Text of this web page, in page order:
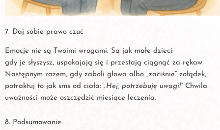
7. Daj sobie prawo czuć
Emocje nie są Twoimi wrogami. Są jak małe dzieci:
gdy je słyszysz, uspokajają się i przestają ciągnąć za rękaw.
Następnym razem, gdy zaboli głowa albo „zaciśnie” żołądek,
potraktuj to jak sms od ciała: „Hej, potrzebuję uwagi!” Chwila
uważności może oszczędzić miesiące leczenia.
8. Podsumowanie